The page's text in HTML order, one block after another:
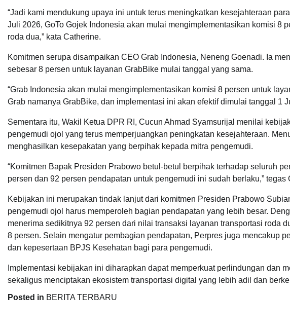
“Jadi kami mendukung upaya ini untuk terus meningkatkan kesejahteraan
Juli 2026, GoTo Gojek Indonesia akan mulai mengimplementasikan komisi 8
roda dua,” kata Catherine.
Komitmen serupa disampaikan CEO Grab Indonesia, Neneng Goenadi. Ia
sebesar 8 persen untuk layanan GrabBike mulai tanggal yang sama.
“Grab Indonesia akan mulai mengimplementasikan komisi 8 persen untuk
Grab namanya GrabBike, dan implementasi ini akan efektif dimulai tanggal 1
Sementara itu, Wakil Ketua DPR RI, Cucun Ahmad Syamsurijal menilai
pengemudi ojol yang terus memperjuangkan peningkatan kesejahteraan.
menghasilkan kesepakatan yang berpihak kepada mitra pengemudi.
“Komitmen Bapak Presiden Prabowo betul-betul berpihak terhadap seluruh
persen dan 92 persen pendapatan untuk pengemudi ini sudah berlaku,” tegas
Kebijakan ini merupakan tindak lanjut dari komitmen Presiden Prabowo
pengemudi ojol harus memperoleh bagian pendapatan yang lebih besar.
menerima sedikitnya 92 persen dari nilai transaksi layanan transportasi roda
8 persen. Selain mengatur pembagian pendapatan, Perpres juga mencakup
dan kepesertaan BPJS Kesehatan bagi para pengemudi.
Implementasi kebijakan ini diharapkan dapat memperkuat perlindungan dan
sekaligus menciptakan ekosistem transportasi digital yang lebih adil dan
Posted in BERITA TERBARU